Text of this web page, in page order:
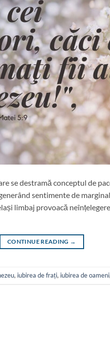
se destramă conceptul de
sentimente de
limbaj provoacă
CONTINUE READING →
, iubirea de frați, iubirea de oameni